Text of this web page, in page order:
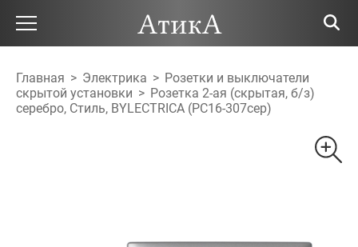
Главная > Электрика > Розетки и выключатели
скрытой установки > Розетка 2-ая (скрытая, б/з)
серебро, Стиль, BYLECTRICA (РС16-307сер)